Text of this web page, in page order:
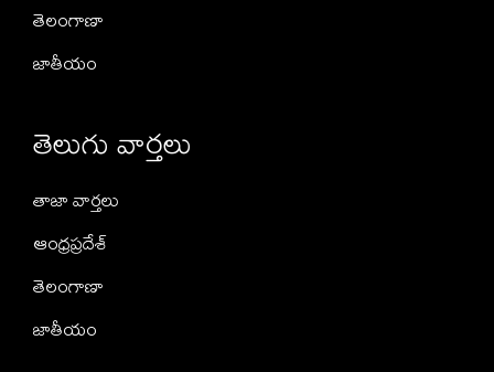
తెలంగాణా
జాతీయం
తెలుగు వార్తలు
తాజా వార్తలు
ఆంధ్రప్రదేశ్
తెలంగాణా
జాతీయం